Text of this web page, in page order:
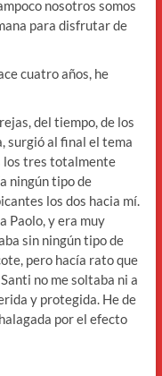
nosotros somos
para disfrutar de
cuatro años, he
del tiempo, de los
surgió al final el tema
los tres totalmente
ningún tipo de
los dos hacia mí.
Paolo, y era muy
sin ningún tipo de
pero hacía rato que
no me soltaba ni a
y protegida. He de
por el efecto